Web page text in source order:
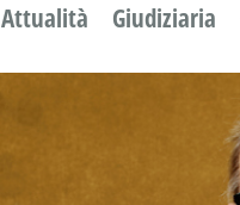
Attualità Giudiziaria